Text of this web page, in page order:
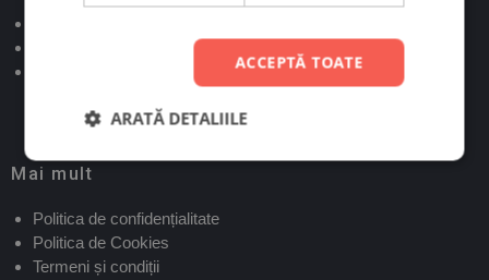
Mai mult
Politica de confidențialitate
Politica de Cookies
Termeni și condiții
ACCEPTĂ TOATE
ARATĂ DETALIILE